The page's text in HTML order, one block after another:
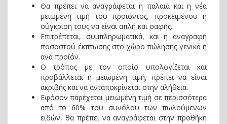
Θα πρέπει να αναγράφεται η παλαιά και η νέα
μειωμένη τιμή του προϊόντος, προκειμένου η
σύγκριση τους να είναι απλή και σαφής.
Επιτρέπεται, συμπληρωματικά, και η αναγραφή
ποσοστού έκπτωσης στο χώρο πώλησης γενικά ή
ανά προϊόν.
Ο τρόπος με τον οποίο υπολογίζεται και
προβάλλεται η μειωμένη τιμή, πρέπει να είναι
ακριβής και να ανταποκρίνεται στην αλήθεια.
Εφόσον παρέχεται μειωμένη τιμή σε περισσότερα
από το 60% του συνόλου των πωλούμενων
ειδών, θα πρέπει να αναγράφεται στην προθήκη